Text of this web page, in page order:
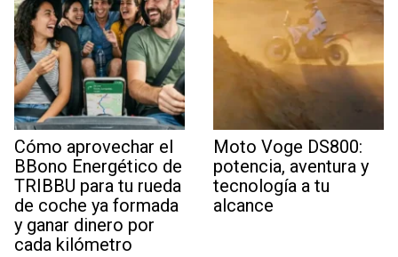
Cómo aprovechar el
BBono Energético de
TRIBBU para tu rueda
de coche ya formada
y ganar dinero por
cada kilómetro
Moto Voge DS800:
potencia, aventura y
tecnología a tu
alcance